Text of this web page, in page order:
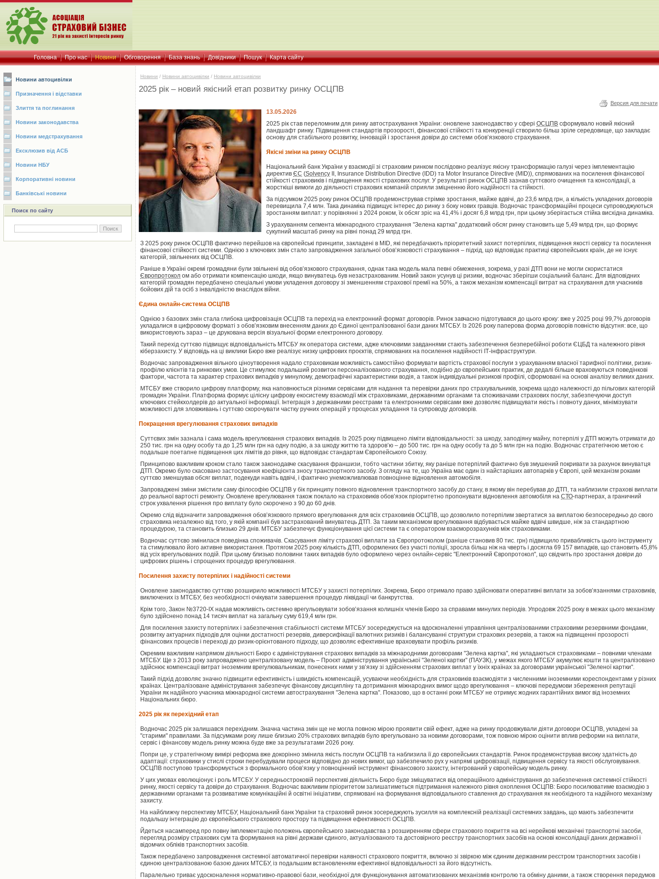
Головна Про нас Новини Обговорення База знань Довідники Пошук Карта сайту
Новини автоцивілки
Призначення і відставки
Злиття та поглинання
Новини законодавства
Новини медстрахування
Ексклюзив від АСБ
Новини НБУ
Корпоративні новини
Банківські новини
Поиск по сайту
Новини / Новини автоцивілки / Новини автоцивілки
2025 рік – новий якісний етап розвитку ринку ОСЦПВ
Версия для печати
13.05.2026
2025 рік став переломним для ринку автострахування України: оновлене законодавство у сфері ОСЦПВ сформувало новий якісний
ландшафт ринку. Підвищення стандартів прозорості, фінансової стійкості та конкуренції створило більш зріле середовище, що закладає
основу для стабільного розвитку, інновацій і зростання довіри до системи обов’язкового страхування.
Якісні зміни на ринку ОСЦПВ
Національний банк України у взаємодії зі страховим ринком послідовно реалізує якісну трансформацію галузі через імплементацію
директив ЄС (Solvency II, Insurance Distribution Directive (IDD) та Motor Insurance Directive (MID)), спрямованих на посилення фінансової
стійкості страховиків і підвищення якості страхових послуг. У результаті ринок ОСЦПВ зазнав суттєвого очищення та консолідації, а
жорсткіші вимоги до діяльності страхових компаній сприяли зміцненню його надійності та стійкості.
За підсумком 2025 року ринок ОСЦПВ продемонстрував стрімке зростання, майже вдвічі, до 23,6 млрд грн, а кількість укладених договорів
перевищила 7,4 млн. Така динаміка підвищує інтерес до ринку з боку нових гравців. Водночас трансформаційні процеси супроводжуються
зростанням виплат: у порівнянні з 2024 роком, їх обсяг зріс на 41,4% і досяг 6,8 млрд грн, при цьому зберігається стійка висхідна динаміка.
З урахуванням сегмента міжнародного страхування "Зелена картка" додатковий обсяг ринку становить ще 5,49 млрд грн, що формує
сукупний масштаб ринку на рівні понад 29 млрд грн.
З 2025 року ринок ОСЦПВ фактично перейшов на європейські принципи, закладені в MID, які передбачають пріоритетний захист потерпілих, підвищення якості сервісу та посилення
фінансової стійкості системи. Однією з ключових змін стало запровадження загальної обов’язковості страхування – підхід, що відповідає практиці європейських країн, де не існує
категорій, звільнених від ОСЦПВ.
Раніше в Україні окремі громадяни були звільнені від обов’язкового страхування, однак така модель мала певні обмеження, зокрема, у разі ДТП вони не могли скористатися
Європротокол ом або отримати компенсацію шкоди, якщо винуватець був незастрахованим. Новий закон усунув ці ризики, водночас зберігши соціальний баланс. Для відповідних
категорій громадян передбачено спеціальні умови укладення договору зі зменшенням страхової премії на 50%, а також механізм компенсації витрат на страхування для учасників
бойових дій та осіб з інвалідністю внаслідок війни.
Єдина онлайн-система ОСЦПВ
Однією з базових змін стала глибока цифровізація ОСЦПВ та перехід на електронний формат договорів. Ринок завчасно підготувався до цього кроку: вже у 2025 році 99,7% договорів
укладалися в цифровому форматі з обов’язковим внесенням даних до Єдиної централізованої бази даних МТСБУ. Із 2026 року паперова форма договорів повністю відсутня: все, що
використовують зараз – це друкована версія візуальної форми електронного договору.
Такий перехід суттєво підвищує відповідальність МТСБУ як оператора системи, адже ключовими завданнями стають забезпечення безперебійної роботи ЄЦБД та належного рівня
кіберзахисту. У відповідь на ці виклики Бюро вже реалізує низку цифрових проєктів, спрямованих на посилення надійності ІТ-інфраструктури.
Водночас запровадження вільного ціноутворення надало страховикам можливість самостійно формувати вартість страхової послуги з урахуванням власної тарифної політики, ризик-
профілю клієнтів та ринкових умов. Це стимулює подальший розвиток персоналізованого страхування, подібно до європейських практик, де дедалі більше враховуються поведінкові
фактори, частота та характер страхових випадків у минулому, демографічні характеристики водія, а також індивідуальні ризикові профілі, сформовані на основі аналізу великих даних.
МТСБУ вже створило цифрову платформу, яка наповнюється різними сервісами для надання та перевірки даних про страхувальників, зокрема щодо належності до пільгових категорій
громадян України. Платформа формує цілісну цифрову екосистему взаємодії між страховиками, державними органами та споживачами страхових послуг, забезпечуючи доступ
ключових стейкхолдерів до актуальної інформації. Інтеграція з державними реєстрами та електронними сервісами вже дозволяє підвищувати якість і повноту даних, мінімізувати
можливості для зловживань і суттєво скорочувати частку ручних операцій у процесах укладання та супроводу договорів.
Покращення врегулювання страхових випадків
Суттєвих змін зазнала і сама модель врегулювання страхових випадків. Із 2025 року підвищено ліміти відповідальності: за шкоду, заподіяну майну, потерпілі у ДТП можуть отримати до
250 тис. грн на одну особу та до 1,25 млн грн на одну подію, а за шкоду життю та здоров’ю – до 500 тис. грн на одну особу та до 5 млн грн на подію. Водночас стратегічною метою є
подальше поетапне підвищення цих лімітів до рівня, що відповідає стандартам Європейського Союзу.
Принципово важливим кроком стало також законодавче скасування франшизи, тобто частини збитку, яку раніше потерпілий фактично був змушений покривати за рахунок винуватця
ДТП. Окремо було скасовано застосування коефіцієнта зносу транспортного засобу. З огляду на те, що Україна має один із найстаріших автопарків у Європі, цей механізм роками
суттєво зменшував обсяг виплат, подекуди навіть вдвічі, і фактично унеможливлював повноцінне відновлення автомобіля.
Запроваджені зміни змістили саму філософію ОСЦПВ у бік принципу повного відновлення транспортного засобу до стану, в якому він перебував до ДТП, та наблизили страхові виплати
до реальної вартості ремонту. Оновлене врегулювання також поклало на страховиків обов’язок пріоритетно пропонувати відновлення автомобіля на СТО-партнерах, а граничний
строк ухвалення рішення про виплату було скорочено з 90 до 60 днів.
Окремо слід відзначити запровадження обов’язкового прямого врегулювання для всіх страховиків ОСЦПВ, що дозволило потерпілим звертатися за виплатою безпосередньо до свого
страховика незалежно від того, у якій компанії був застрахований винуватець ДТП. За таким механізмом врегулювання відбувається майже вдвічі швидше, ніж за стандартною
процедурою, та становить близько 29 днів. МТСБУ забезпечує функціонування цієї системи та є оператором взаєморозрахунків між страховиками.
Водночас суттєво змінилася поведінка споживачів. Скасування ліміту страхової виплати за Європротоколом (раніше становив 80 тис. грн) підвищило привабливість цього інструменту
та стимулювало його активне використання. Протягом 2025 року кількість ДТП, оформлених без участі поліції, зросла більш ніж на чверть і досягла 69 157 випадків, що становить 45,8%
від усіх врегульованих подій. При цьому близько половини таких випадків було оформлено через онлайн-сервіс "Електронний Європротокол", що свідчить про зростання довіри до
цифрових рішень і спрощених процедур врегулювання.
Посилення захисту потерпілих і надійності системи
Оновлене законодавство суттєво розширило можливості МТСБУ у захисті потерпілих. Зокрема, Бюро отримало право здійснювати оперативні виплати за зобов’язаннями страховиків,
виключених із МТСБУ, без необхідності очікувати завершення процедур ліквідації чи банкрутства.
Крім того, Закон №3720-ІХ надав можливість системно врегульовувати зобов’язання колишніх членів Бюро за справами минулих періодів. Упродовж 2025 року в межах цього механізму
було здійснено понад 14 тисяч виплат на загальну суму 619,4 млн грн.
Для посилення захисту потерпілих і забезпечення стабільності системи МТСБУ зосереджується на вдосконаленні управління централізованими страховими резервними фондами,
розвитку актуарних підходів для оцінки достатності резервів, диверсифікації валютних ризиків і балансуванні структури страхових резервів, а також на підвищенні прозорості
фінансових процесів і переході до ризик-орієнтованого підходу, що дозволяє ефективніше враховувати профіль ризиків.
Окремим важливим напрямом діяльності Бюро є адміністрування страхових випадків за міжнародними договорами "Зелена картка", які укладаються страховиками – повними членами
МТСБУ. Ще з 2013 року запроваджено централізовану модель – Проєкт адміністрування української "Зеленої картки" (ПАУЗК), у межах якого МТСБУ акумулює кошти та централізовано
здійснює компенсації витрат іноземним врегулювальникам, понесених ними у зв’язку зі здійсненням страхових виплат у їхніх країнах за договорами української "Зеленої картки".
Такий підхід дозволяє значно підвищити ефективність і швидкість компенсацій, усуваючи необхідність для страховиків взаємодіяти з численними іноземними кореспондентами у різних
країнах. Централізоване адміністрування забезпечує фінансову дисципліну та дотримання міжнародних вимог щодо врегулювання – ключові передумови збереження репутації
України як надійного учасника міжнародної системи автострахування "Зелена картка". Показово, що в останні роки МТСБУ не отримує жодних гарантійних вимог від іноземних
Національних бюро.
2025 рік як перехідний етап
Водночас 2025 рік залишався перехідним. Значна частина змін ще не могла повною мірою проявити свій ефект, адже на ринку продовжували діяти договори ОСЦПВ, укладені за
"старими" правилами. За підсумками року лише близько 20% страхових випадків було врегульовано за новими договорами, тож повною мірою оцінити вплив реформи на виплати,
сервіс і фінансову модель ринку можна буде вже за результатами 2026 року.
Попри це, у стратегічному вимірі реформа вже докорінно змінила якість послуги ОСЦПВ та наблизила її до європейських стандартів. Ринок продемонстрував високу здатність до
адаптації: страховики у стислі строки перебудували процеси відповідно до нових вимог, що забезпечило рух у напрямі цифровізації, підвищення сервісу та якості обслуговування.
ОСЦПВ поступово трансформується з формального обов’язку у повноцінний інструмент фінансового захисту, інтегрований у європейську модель ринку.
У цих умовах еволюціонує і роль МТСБУ. У середньостроковій перспективі діяльність Бюро буде зміщуватися від операційного адміністрування до забезпечення системної стійкості
ринку, якості сервісу та довіри до страхування. Водночас важливим пріоритетом залишатиметься підтримання належного рівня охоплення ОСЦПВ: Бюро посилюватиме взаємодію з
державними органами та розвиватиме комунікаційні й освітні ініціативи, спрямовані на формування відповідального ставлення до страхування як необхідного та надійного механізму
захисту.
На найближчу перспективу МТСБУ, Національний банк України та страховий ринок зосереджують зусилля на комплексній реалізації системних завдань, що мають забезпечити
подальшу інтеграцію до європейського страхового простору та підвищення ефективності ОСЦПВ.
Йдеться насамперед про повну імплементацію положень європейського законодавства з розширенням сфери страхового покриття на всі нерейкові механічні транспортні засоби,
перегляд розміру страхових сум та формування на рівні держави єдиного, актуалізованого та достовірного реєстру транспортних засобів на основі консолідації даних державної і
відомчих обліків транспортних засобів.
Також передбачено запровадження системної автоматичної перевірки наявності страхового покриття, включно зі звіркою між єдиним державним реєстром транспортних засобів і
єдиною централізованою базою даних МТСБУ, із подальшим встановленням ефективної відповідальності за його відсутність.
Паралельно триває удосконалення нормативно-правової бази, необхідної для функціонування автоматизованих механізмів контролю та обміну даними, а також створення передумов